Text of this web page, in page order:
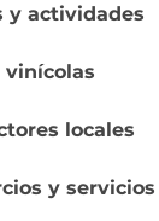
y actividades
vinícolas
locales
y servicios